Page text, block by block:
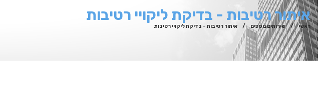
איתור רטיבות - בדיקת ליקויי רטיבות
ראשי / שירותים נוספים / איתור רטיבות - בדיקת ליקויי רטיבות